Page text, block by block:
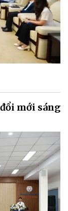
mới sáng